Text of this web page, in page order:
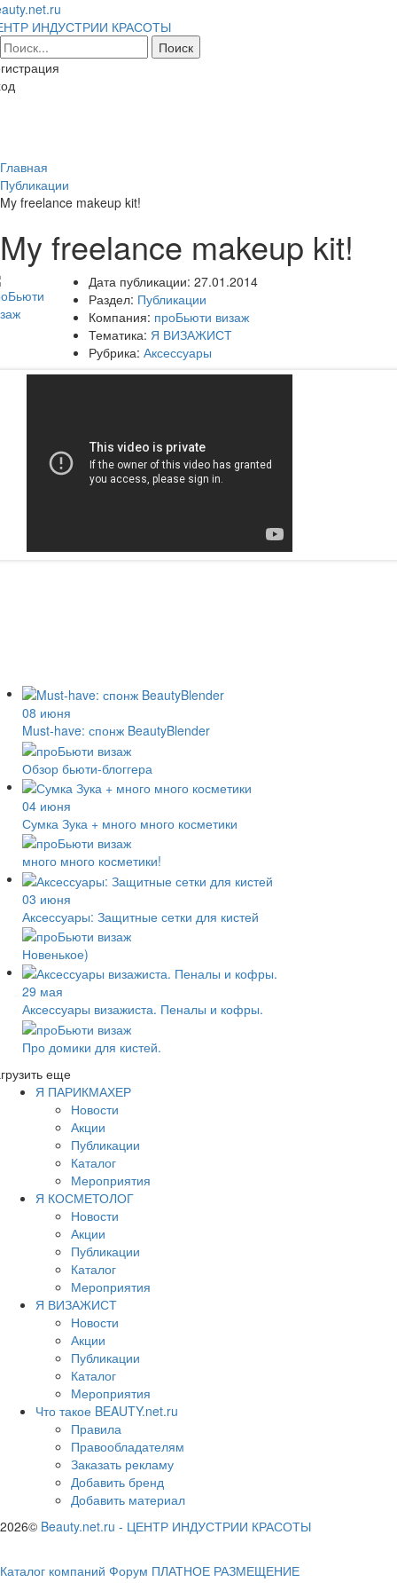
ИНДУСТРИИ КРАСОТЫ
Главная
Публикации
My freelance makeup kit!
My freelance makeup kit!
Дата публикации: 27.01.2014
Раздел: Публикации
Компания: проБьюти визаж
Тематика: Я ВИЗАЖИСТ
Рубрика: Аксессуары
08 июня
Must-have: спонж BeautyBlender
Обзор бьюти-блоггера
04 июня
Сумка Зука + много много косметики
много много косметики!
03 июня
Аксессуары: Защитные сетки для кистей
Новенькое)
29 мая
Аксессуары визажиста. Пеналы и кофры.
Про домики для кистей.
еще
Я ПАРИКМАХЕР
Новости
Акции
Публикации
Каталог
Мероприятия
Я КОСМЕТОЛОГ
Новости
Акции
Публикации
Каталог
Мероприятия
Я ВИЗАЖИСТ
Новости
Акции
Публикации
Каталог
Мероприятия
Что такое BEAUTY.net.ru
Правила
Правообладателям
Заказать рекламу
Добавить бренд
Добавить материал
2026© Beauty.net.ru - ЦЕНТР ИНДУСТРИИ КРАСОТЫ
Каталог компаний Форум ПЛАТНОЕ РАЗМЕЩЕНИЕ